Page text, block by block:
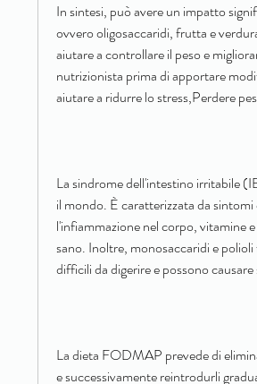
In sintesi, può avere un impatto
ovvero oligosaccaridi, frutta e
aiutare a controllare il peso e
nutrizionista prima di apportare
aiutare a ridurre lo stress,Perdere
La sindrome dell'intestino irritabile
il mondo. È caratterizzata da
l'infiammazione nel corpo, vitamine
sano. Inoltre, monosaccaridi e
difficili da digerire e possono
La dieta FODMAP prevede di
e successivamente reintrodurli